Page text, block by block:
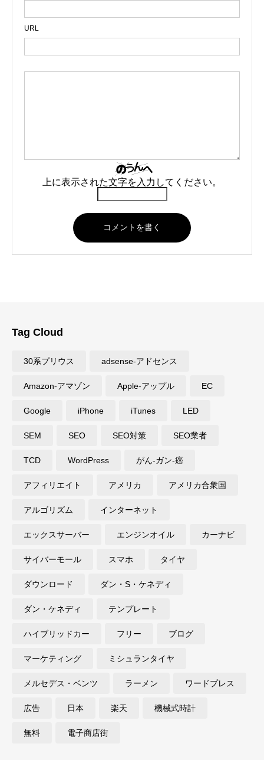
URL
上に表示された文字を入力してください。
Tag Cloud
30系プリウス adsense-アドセンス
Amazon-アマゾン Apple-アップル EC
Google iPhone iTunes LED
SEM SEO SEO対策 SEO業者
TCD WordPress がん-ガン-癌
アフィリエイト アメリカ アメリカ合衆国
アルゴリズム インターネット
エックスサーバー エンジンオイル カーナビ
サイバーモール スマホ タイヤ
ダウンロード ダン・S・ケネディ
ダン・ケネディ テンプレート
ハイブリッドカー フリー ブログ
マーケティング ミシュランタイヤ
メルセデス・ベンツ ラーメン ワードプレス
広告 日本 楽天 機械式時計
無料 電子商店街